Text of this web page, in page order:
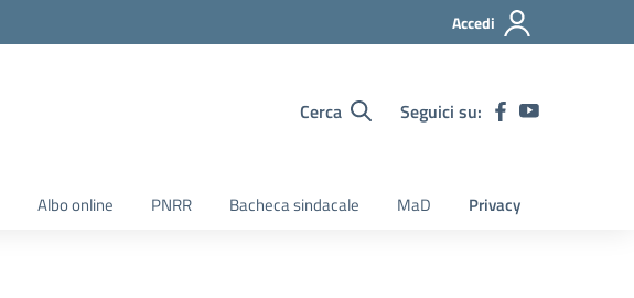
Accedi
Cerca Seguici su:
Albo online PNRR Bacheca sindacale MaD Privacy